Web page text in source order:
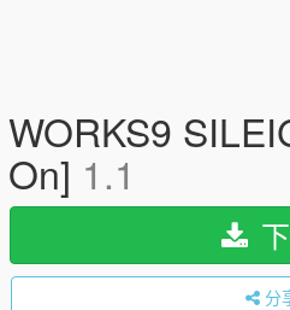
WORKS9
On] 1.1
分